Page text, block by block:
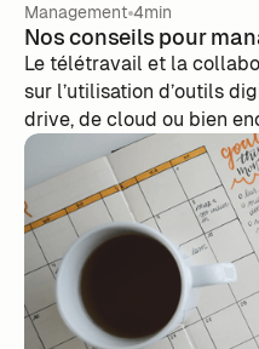
Management 4min
Nos conseils pour
Le télétravail et la
sur l’utilisation d’outils
drive, de cloud ou bien
outils permettent de